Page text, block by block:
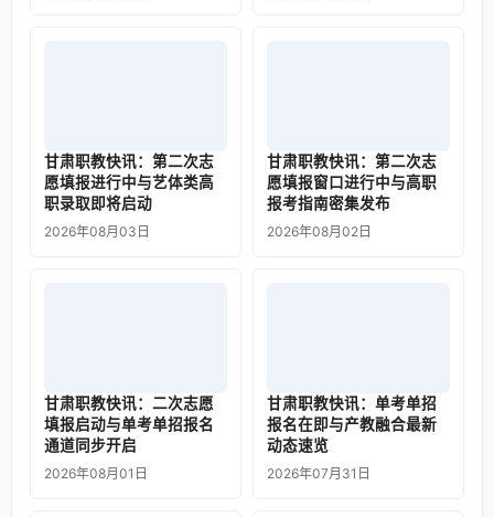
甘肃职教快讯：第二次志
愿填报进行中与艺体类高
职录取即将启动
2026年08月03日
甘肃职教快讯：第二次志
愿填报窗口进行中与高职
报考指南密集发布
2026年08月02日
甘肃职教快讯：二次志愿
填报启动与单考单招报名
通道同步开启
2026年08月01日
甘肃职教快讯：单考单招
报名在即与产教融合最新
动态速览
2026年07月31日